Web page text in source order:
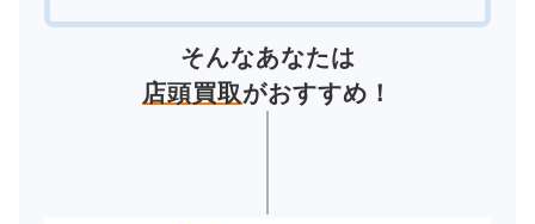
そんなあなたは
店頭買取がおすすめ！